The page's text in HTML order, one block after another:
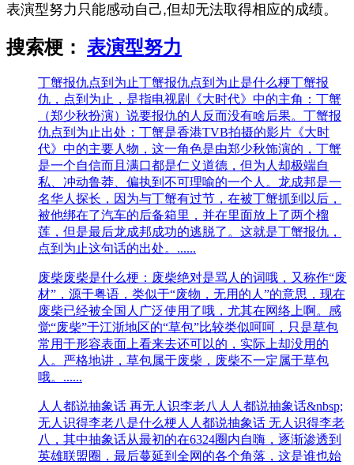
表演型努力只能感动自己,但却无法取得相应的成绩。
搜索梗： 表演型努力
丁蟹报仇点到为止丁蟹报仇点到为止是什么梗丁蟹报
仇，点到为止，是指电视剧《大时代》中的主角：丁蟹
（郑少秋扮演）说要报仇的人反而没有啥后果。丁蟹报
仇点到为止出处：丁蟹是香港TVB拍摄的影片《大时
代》中的主要人物，这一角色是由郑少秋饰演的，丁蟹
是一个自信而且满口都是仁义道德，但为人却极端自
私、冲动鲁莽、偏执到不可理喻的一个人。龙成邦是一
名华人探长，因为与丁蟹有过节，在被丁蟹抓到以后，
被他绑在了汽车的后备箱里，并在里面放上了两个榴
莲，但是最后龙成邦成功的逃脱了。这就是丁蟹报仇，
点到为止这句话的出处。......
废柴废柴是什么梗：废柴绝对是骂人的词哦，又称作“废
材”，源于粤语，类似于“废物，无用的人”的意思，现在
废柴已经被全国人广泛使用了哦，尤其在网络上啊。感
觉“废柴”于江浙地区的“草包”比较类似呵呵，只是草包
常用于形容表面上看来去还可以的，实际上却没用的
人。严格地讲，草包属于废柴，废柴不一定属于草包
哦。......
人人都说抽象话 再无人识李老八 人人都说抽象话&nbsp;
无人识得李老八是什么梗人人都说抽象话 无人识得李老
八，其中抽象话从最初的在6324圈内自嗨，逐渐渗透到
英雄联盟圈，最后蔓延到全网的各个角落，这是谁也始